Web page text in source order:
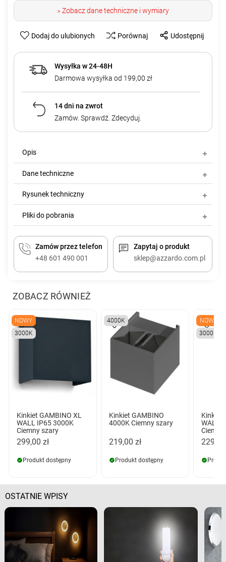
>Zobacz dane techniczne i wymiary
Dodaj do ulubionych Porównaj Udostępnij
Wysyłka w 24-48H
Darmowa wysyłka od 199,00 zł
14 dni na zwrot
Zamów. Sprawdź. Zdecyduj.
Opis
Dane techniczne
Rysunek techniczny
Pliki do pobrania
Zamów przez telefon
+48 601 490 001
Zapytaj o produkt
sklep@azzardo.com.pl
ZOBACZ RÓWNIEŻ
NOWY
3000K
Kinkiet GAMBINO XL
WALL IP65 3000K
Ciemny szary
299,00 zł
Produkt dostępny
4000K
Kinkiet GAMBINO
4000K Ciemny szary
219,00 zł
Produkt dostępny
NOWY
3000K
Kinkiet
WALL
229,00
OSTATNIE WPISY